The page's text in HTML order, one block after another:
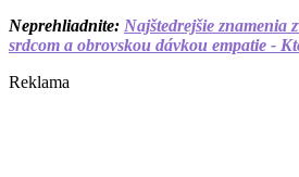
Neprehliadnite: Najštedrejšie znamenia
srdcom a obrovskou dávkou empatie -
Reklama